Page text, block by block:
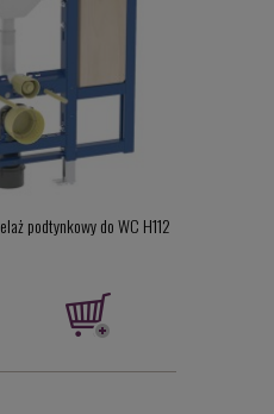
podtynkowy do WC H112